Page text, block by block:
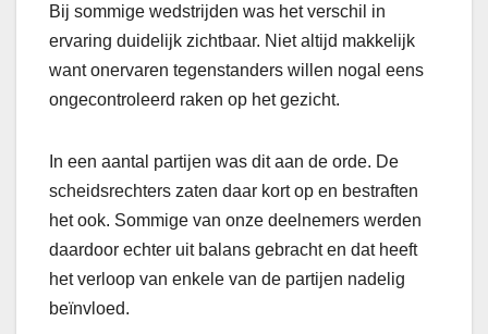
Bij sommige wedstrijden was het verschil in
ervaring duidelijk zichtbaar. Niet altijd makkelijk
want onervaren tegenstanders willen nogal eens
ongecontroleerd raken op het gezicht.
In een aantal partijen was dit aan de orde. De
scheidsrechters zaten daar kort op en bestraften
het ook. Sommige van onze deelnemers werden
daardoor echter uit balans gebracht en dat heeft
het verloop van enkele van de partijen nadelig
beïnvloed.